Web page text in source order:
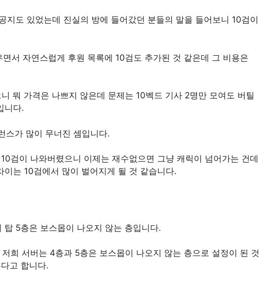
지도 있었는데 진실의 방에 들어갔던 분들의 말을 들어보니 10검이
서 자연스럽게 후원 목록에 10검도 추가된 것 같은데 그 비용은
뭐 가격은 나쁘지 않은데 문제는 10벡드 기사 2명만 모여도 버틸
니다.
스가 많이 무너진 셈입니다.
검이 나와버렸으니 이제는 재수없으면 그냥 캐릭이 넘어가는 건데
이는 10검에서 많이 벌어지게 될 것 같습니다.
탑 5층은 보스몹이 나오지 않는 층입니다.
희 서버는 4층과 5층은 보스몹이 나오지 않는 층으로 설정이 된 것
고 합니다.